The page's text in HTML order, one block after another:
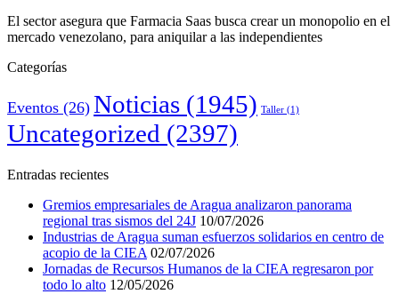
El sector asegura que Farmacia Saas busca crear un monopolio en el
mercado venezolano, para aniquilar a las independientes
Categorías
Eventos (26) Noticias (1945) Taller (1)
Uncategorized (2397)
Entradas recientes
Gremios empresariales de Aragua analizaron panorama
regional tras sismos del 24J 10/07/2026
Industrias de Aragua suman esfuerzos solidarios en centro de
acopio de la CIEA 02/07/2026
Jornadas de Recursos Humanos de la CIEA regresaron por
todo lo alto 12/05/2026